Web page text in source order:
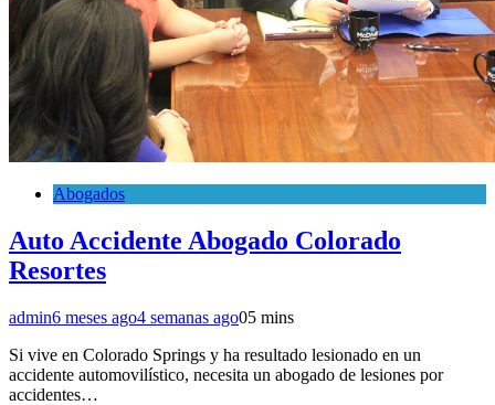
Abogados
Auto Accidente Abogado Colorado
Resortes
admin6 meses ago4 semanas ago05 mins
Si vive en Colorado Springs y ha resultado lesionado en un
accidente automovilístico, necesita un abogado de lesiones por
accidentes…